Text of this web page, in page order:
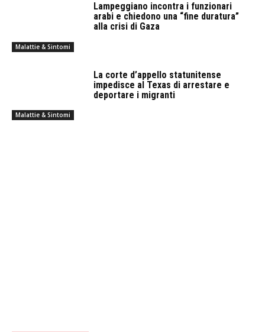
Malattie & Sintomi
Lampeggiano incontra i funzionari
arabi e chiedono una “fine duratura”
alla crisi di Gaza
Malattie & Sintomi
La corte d’appello statunitense
impedisce al Texas di arrestare e
deportare i migranti